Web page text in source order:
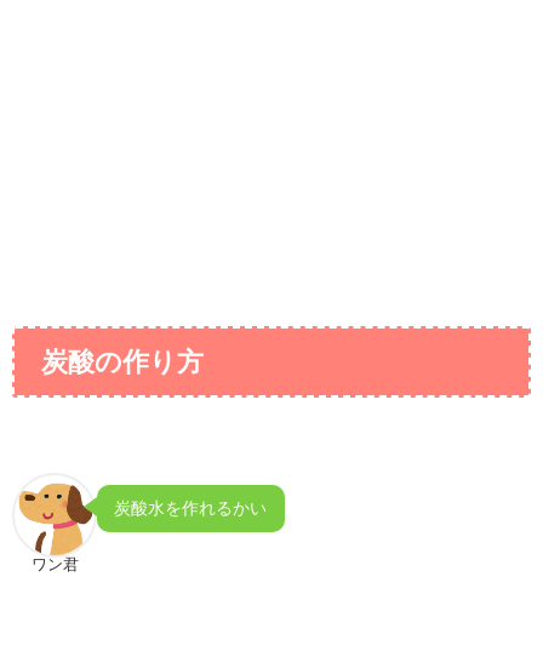
炭酸の作り方
ワン君
炭酸水を作れるかい